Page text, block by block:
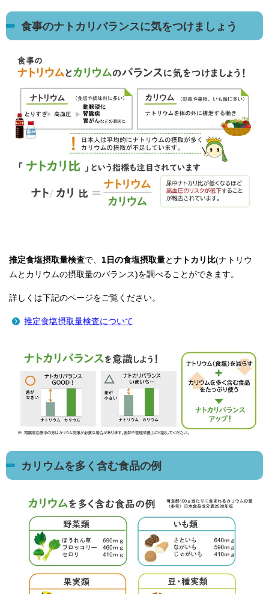
食事のナトカリバランスに気をつけましょう
推定食塩摂取量検査で、 1日の食塩摂取量と ナトカリ比(ナトリウ
ムとカリウムの摂取量のバランス)を調べることができます。
詳しくは下記のページをご覧ください。
推定食塩摂取量検査について
カリウムを多く含む食品の例